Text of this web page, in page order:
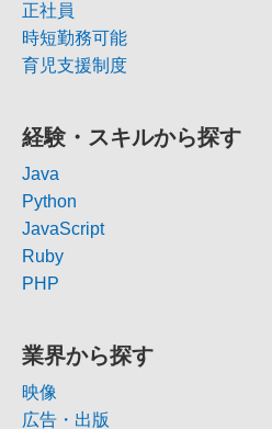
正社員
時短勤務可能
育児支援制度
経験・スキルから探す
Java
Python
JavaScript
Ruby
PHP
業界から探す
映像
広告・出版